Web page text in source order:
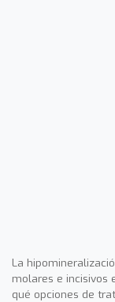
La
molares e incisivos
qué opciones de